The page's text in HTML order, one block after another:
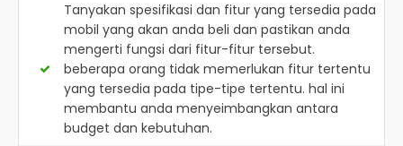
Tanyakan spesifikasi dan fitur yang tersedia pada
mobil yang akan anda beli dan pastikan anda
mengerti fungsi dari fitur-fitur tersebut.
beberapa orang tidak memerlukan fitur tertentu
yang tersedia pada tipe-tipe tertentu. hal ini
membantu anda menyeimbangkan antara
budget dan kebutuhan.